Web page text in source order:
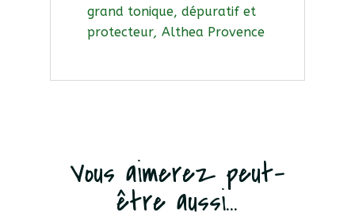
grand tonique, dépuratif et
protecteur, Althea Provence
Vous aimerez peut-
être aussi...